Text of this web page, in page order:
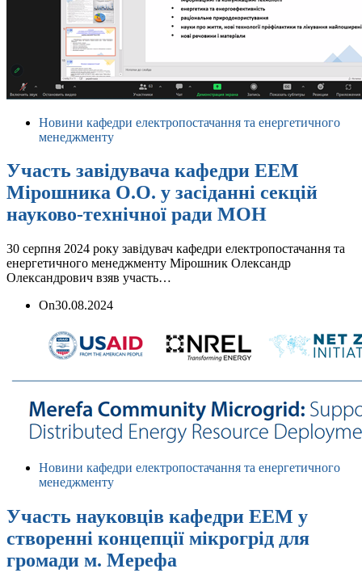
Новини кафедри електропостачання та енергетичного
менеджменту
Участь завідувача кафедри ЕЕМ
Мірошника О.О. у засіданні секцій
науково-технічної ради МОН
30 серпня 2024 року завідувач кафедри електропостачання та
енергетичного менеджменту Мірошник Олександр
Олександрович взяв участь…
On30.08.2024
Новини кафедри електропостачання та енергетичного
менеджменту
Участь науковців кафедри ЕЕМ у
створенні концепції мікрогрід для
громади м. Мерефа